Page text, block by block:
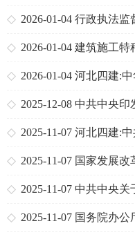
2026-01-04 行政执法监
2026-01-04 建筑施工特
2026-01-04 河北四建:
2025-12-08 中共中央印
2025-11-07 河北四建:
员处分事项工作程序规
2025-11-07 国家发展改
智慧城市发展推进全
2025-11-07 中共中央关
规划的建议
2025-11-07 国务院办公